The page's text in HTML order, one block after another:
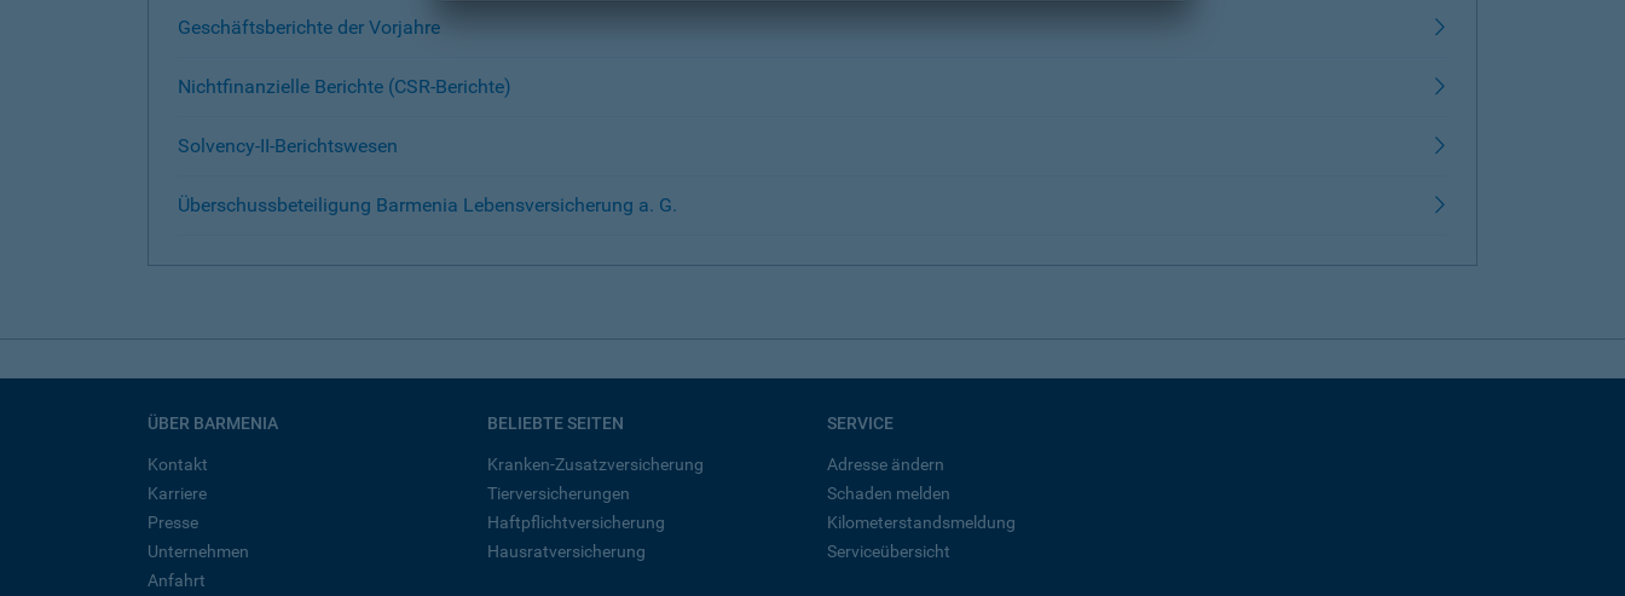
Geschäftsberichte der Vorjahre
Nichtfinanzielle Berichte (CSR-Berichte)
Solvency-II-Berichtswesen
Überschussbeteiligung Barmenia Lebensversicherung a. G.
ÜBER BARMENIA
Kontakt
Karriere
Presse
Unternehmen
Anfahrt
BELIEBTE SEITEN
Kranken-Zusatzversicherung
Tierversicherungen
Haftpflichtversicherung
Hausratversicherung
SERVICE
Adresse ändern
Schaden melden
Kilometerstandsmeldung
Serviceübersicht